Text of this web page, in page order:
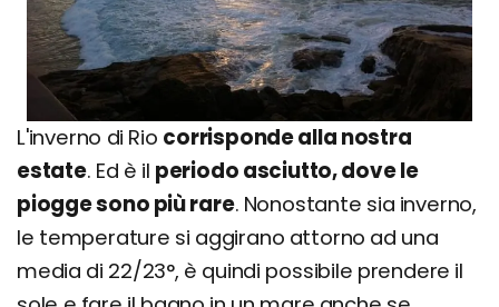
L'inverno di Rio corrisponde alla nostra
estate. Ed è il periodo asciutto, dove le
piogge sono più rare. Nonostante sia inverno,
le temperature si aggirano attorno ad una
media di 22/23°, è quindi possibile prendere il